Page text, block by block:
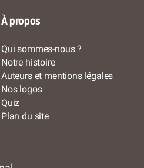
À propos
Qui sommes-nous ?
Notre histoire
Auteurs et mentions légales
Nos logos
Quiz
Plan du site